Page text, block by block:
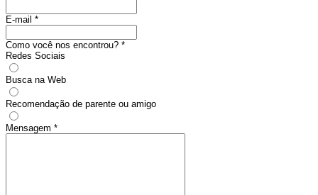
E-mail *
Como você nos encontrou? *
Redes Sociais
Busca na Web
Recomendação de parente ou amigo
Mensagem *